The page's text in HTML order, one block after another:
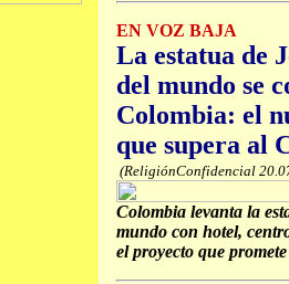
EN VOZ BAJA
La estatua de
del mundo se
Colombia: el
que supera al
(ReligiónConfidencial
Colombia levanta la
mundo con hotel,
el proyecto que